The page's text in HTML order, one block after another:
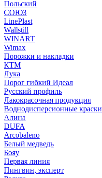
Польский
СОЮЗ
LinePlast
Wallstill
WINART
Wimax
Порожки и накладки
КТМ
Лука
Порог гибкий Идеал
Русский профиль
Лакокрасочная продукция
Воднодисперсионные краски
Алина
DUFA
Arcobaleno
Белый медведь
Бояу
Первая линия
Пингвин, эксперт